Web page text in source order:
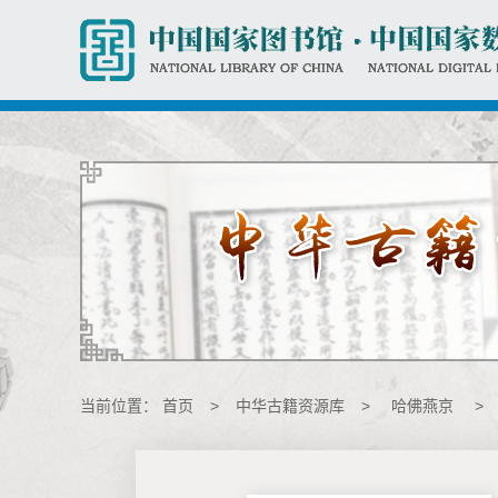
当前位置： 首页 > 中华古籍资源库 > 哈佛燕京 >